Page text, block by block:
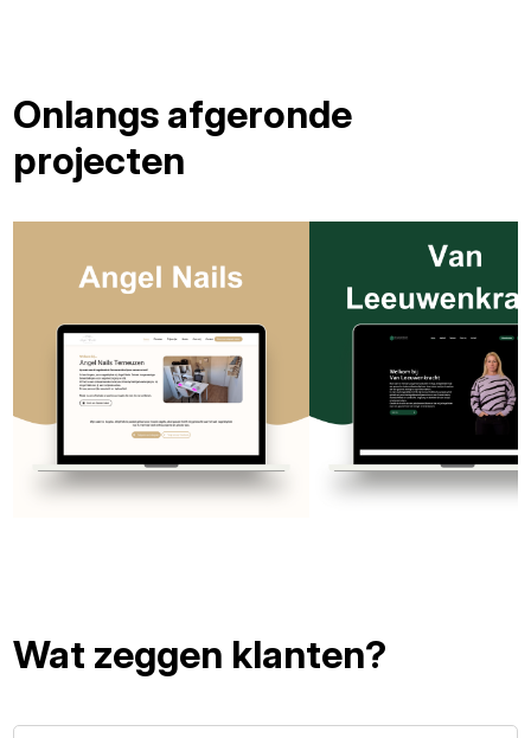
Onlangs afgeronde
projecten
Wat zeggen klanten?